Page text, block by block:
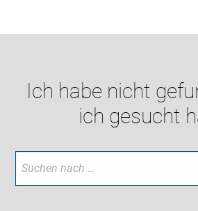
Ich habe nicht
ich gesucht